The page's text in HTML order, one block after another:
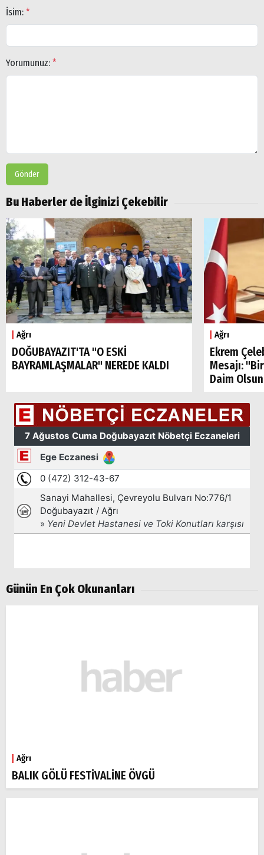
İsim: *
Yorumunuz: *
Gönder
Bu Haberler de İlginizi Çekebilir
Ağrı
DOĞUBAYAZIT'TA "O ESKİ
BAYRAMLAŞMALAR" NEREDE KALDI
Ağrı
Ekrem
Mesajı:
Daim
Günün En Çok Okunanları
Ağrı
BALIK GÖLÜ FESTİVALİNE ÖVGÜ